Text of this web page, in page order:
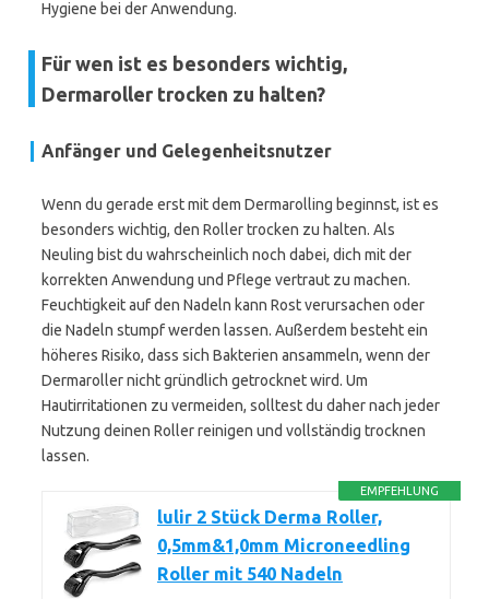
Hygiene bei der Anwendung.
Für wen ist es besonders wichtig,
Dermaroller trocken zu halten?
Anfänger und Gelegenheitsnutzer
Wenn du gerade erst mit dem Dermarolling beginnst, ist es
besonders wichtig, den Roller trocken zu halten. Als
Neuling bist du wahrscheinlich noch dabei, dich mit der
korrekten Anwendung und Pflege vertraut zu machen.
Feuchtigkeit auf den Nadeln kann Rost verursachen oder
die Nadeln stumpf werden lassen. Außerdem besteht ein
höheres Risiko, dass sich Bakterien ansammeln, wenn der
Dermaroller nicht gründlich getrocknet wird. Um
Hautirritationen zu vermeiden, solltest du daher nach jeder
Nutzung deinen Roller reinigen und vollständig trocknen
lassen.
EMPFEHLUNG
lulir 2 Stück Derma Roller,
0,5mm&1,0mm Microneedling
Roller mit 540 Nadeln